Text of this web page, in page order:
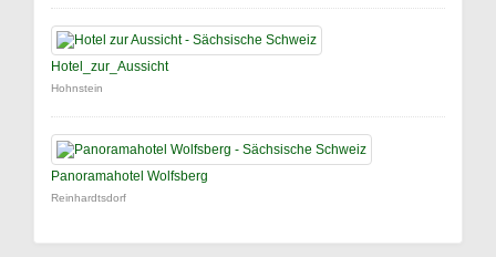
Hotel_zur_Aussicht
Hohnstein
Panoramahotel Wolfsberg
Reinhardtsdorf